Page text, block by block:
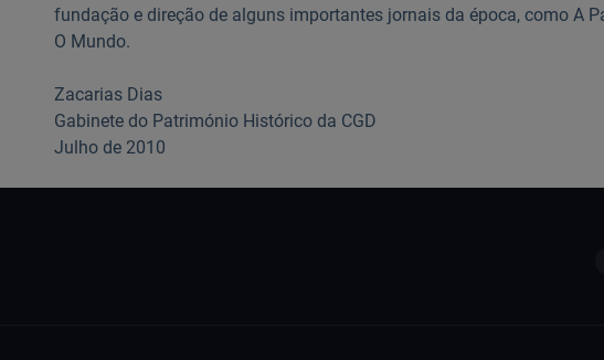
fundação e direção de alguns importantes jornais da época, como A
O Mundo.
Zacarias Dias
Gabinete do Património Histórico da CGD
Julho de 2010